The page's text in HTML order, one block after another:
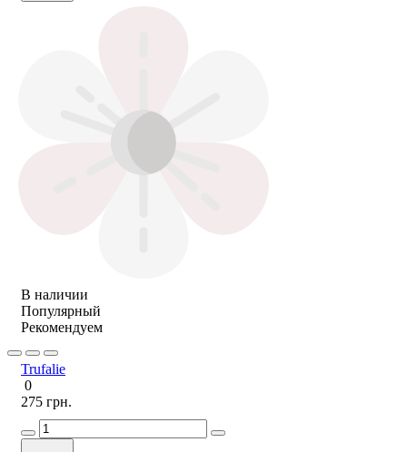
В наличии
Популярный
Рекомендуем
Trufalie
0
275 грн.